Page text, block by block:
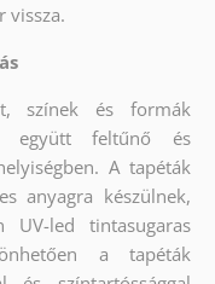
vissza.
színek és formák
együtt feltűnő és
A tapéták
anyagra készülnek,
UV-led tintasugaras
a tapéták